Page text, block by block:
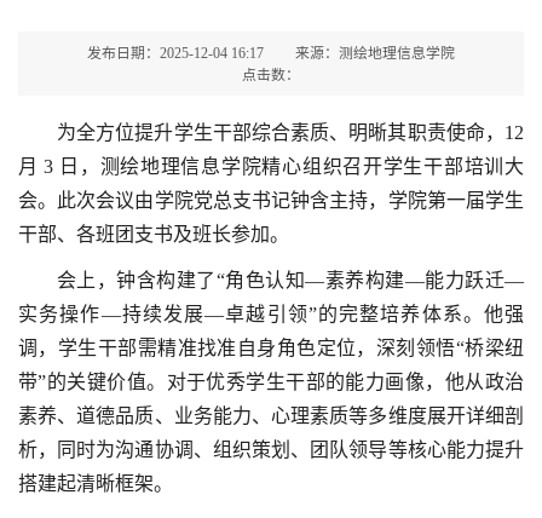
发布日期：2025-12-04 16:17
来源：测绘地理信息学院
点击数：
为全方位提升学生干部综合素质、明晰其职责使命，12
月 3 日，测绘地理信息学院精心组织召开学生干部培训大
会。此次会议由学院党总支书记钟含主持，学院第一届学生
干部、各班团支书及班长参加。
会上，钟含构建了“角色认知—素养构建—能力跃迁—
实务操作—持续发展—卓越引领”的完整培养体系。他强
调，学生干部需精准找准自身角色定位，深刻领悟“桥梁纽
带”的关键价值。对于优秀学生干部的能力画像，他从政治
素养、道德品质、业务能力、心理素质等多维度展开详细剖
析，同时为沟通协调、组织策划、团队领导等核心能力提升
搭建起清晰框架。